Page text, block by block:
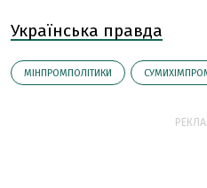
Українська правда
МІНПРОМПОЛІТИКИ